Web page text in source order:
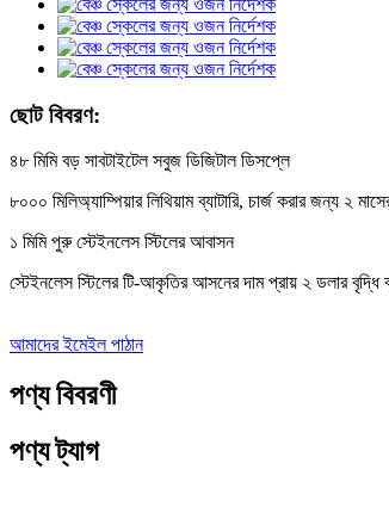
ছোট বিবরণ:
৪৮ মিমি বড় সাবটাইটেল সবুজ ডিজিটাল ডিসপ্লে
৮০০০ মিলিঅ্যাম্পিয়ার লিথিয়াম ব্যাটারি, চার্জ করার জন্য ২
১ মিমি পুরু স্টেইনলেস স্টিলের আবাসন
স্টেইনলেস স্টিলের টি-আকৃতির আসনের দাম প্রায় ২ ডলার বৃদ্ধি
আমাদের ইমেইল পাঠান
পণ্য বিবরণী
পণ্য ট্যাগ